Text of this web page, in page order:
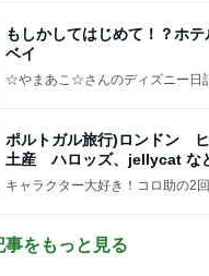
もしかしてはじめて！？ホ
ベイ
☆やまあこ☆さんのディズニー日
ポルトガル旅行)ロンドン
土産 ハロッズ、jellycat な
キャラクター大好き！コロ助の2
事をもっと見る